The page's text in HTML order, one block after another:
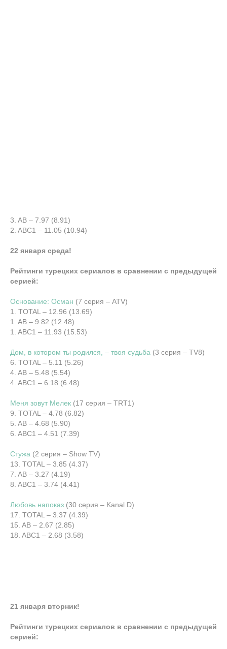
3. AB – 7.97 (8.91)
2. ABC1 – 11.05 (10.94)
22 января среда!
Рейтинги турецких сериалов в сравнении с предыдущей
серией:
Основание: Осман (7 серия – ATV)
1. TOTAL – 12.96 (13.69)
1. AB – 9.82 (12.48)
1. ABC1 – 11.93 (15.53)
Дом, в котором ты родился, – твоя судьба (3 серия – TV8)
6. TOTAL – 5.11 (5.26)
4. AB – 5.48 (5.54)
4. ABC1 – 6.18 (6.48)
Меня зовут Мелек (17 серия – TRT1)
9. TOTAL – 4.78 (6.82)
5. AB – 4.68 (5.90)
6. ABC1 – 4.51 (7.39)
Стужа (2 серия – Show TV)
13. TOTAL – 3.85 (4.37)
7. AB – 3.27 (4.19)
8. ABC1 – 3.74 (4.41)
Любовь напоказ (30 серия – Kanal D)
17. TOTAL – 3.37 (4.39)
15. AB – 2.67 (2.85)
18. ABC1 – 2.68 (3.58)
21 января вторник!
Рейтинги турецких сериалов в сравнении с предыдущей
серией: